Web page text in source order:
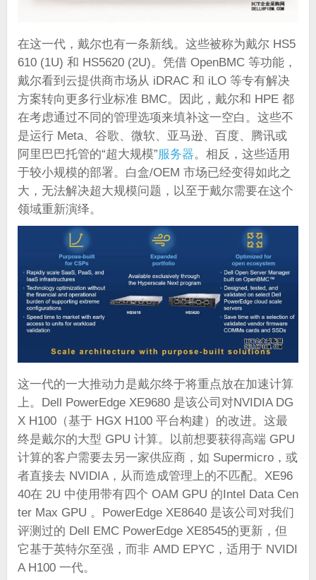
在这一代，戴尔也有一条新线。这些被称为戴尔 HS5
610 (1U) 和 HS5620 (2U)。凭借 OpenBMC 等功能，
戴尔看到云提供商市场从 iDRAC 和 iLO 等专有解决
方案转向更多行业标准 BMC。因此，戴尔和 HPE 都
在考虑通过不同的管理选项来填补这一空白。这些不
是运行 Meta、谷歌、微软、亚马逊、百度、腾讯或
阿里巴巴托管的“超大规模”服务器。相反，这些适用
于较小规模的部署。白盒/OEM 市场已经变得如此之
大，无法解决超大规模问题，以至于戴尔需要在这个
领域重新演绎。
这一代的一大推动力是戴尔终于将重点放在加速计算
上。Dell PowerEdge XE9680 是该公司对NVIDIA DG
X H100（基于 HGX H100 平台构建）的改进。这最
终是戴尔的大型 GPU 计算。以前想要获得高端 GPU
计算的客户需要去另一家供应商，如 Supermicro，或
者直接去 NVIDIA，从而造成管理上的不匹配。XE96
40在 2U 中使用带有四个 OAM GPU 的Intel Data Cen
ter Max GPU 。PowerEdge XE8640 是该公司对我们
评测过的 Dell EMC PowerEdge XE8545的更新，但
它基于英特尔至强，而非 AMD EPYC，适用于 NVIDI
A H100 一代。